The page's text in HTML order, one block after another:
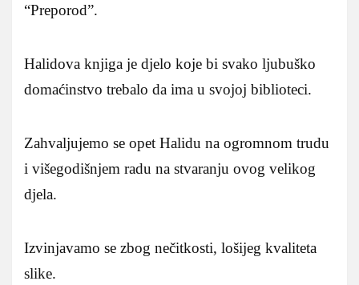
“Preporod”.
Halidova knjiga je djelo koje bi svako ljubuško
domaćinstvo trebalo da ima u svojoj biblioteci.
Zahvaljujemo se opet Halidu na ogromnom trudu
i višegodišnjem radu na stvaranju ovog velikog
djela.
Izvinjavamo se zbog nečitkosti, lošijeg kvaliteta
slike.